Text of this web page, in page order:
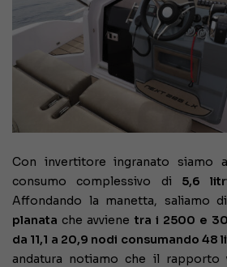
Con invertitore ingranato siamo
consumo complessivo di 5,6
Affondando la manetta, saliamo
planata che avviene tra i 2500 e
da 11,1 a 20,9 nodi consumando 48
andatura notiamo che il rapporto